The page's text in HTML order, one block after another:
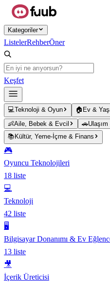
Ana içeriğe atla
Kategoriler
ListelerRehberÖner
Keşfet
💻Teknoloji & Oyun 🏠 Ev &
👶Aile, Bebek & Evcil 🚗
📚 Kültür, Yeme-İçme & Finans
🎮
Oyuncu Teknolojileri
18 liste
💻
Teknoloji
42 liste
🖥️
Bilgisayar Donanımı & Ev
13 liste
🎥
İçerik Üreticisi